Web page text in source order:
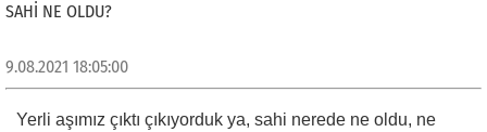
SAHİ NE OLDU?
9.08.2021 18:05:00
Yerli aşımız çıktı çıkıyorduk ya, sahi nerede ne oldu, ne